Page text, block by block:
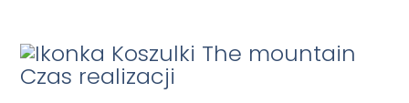
Czas realizacji